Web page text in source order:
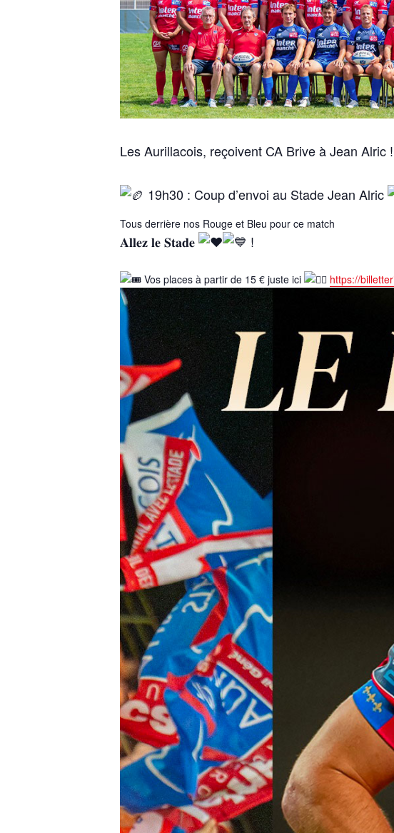
Les Aurillacois, reçoivent CA Brive à Jean Alric !
19h30 : Coup d’envoi au Stade Jean Alric
Tous derrière nos Rouge et Bleu pour ce match
𝐀𝐥𝐥𝐞𝐳 𝐥𝐞 𝐒𝐭𝐚𝐝𝐞 !
Vos places à partir de 15 € juste ici https://